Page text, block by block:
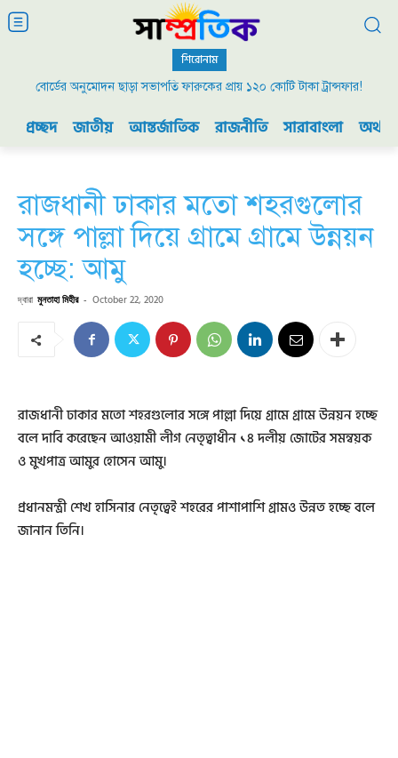
শিরোনাম
বোর্ডের অনুমোদন ছাড়া সভাপতি ফারুকের প্রায় ১২০ কোটি টাকা ট্রান্সফার!
প্রচ্ছদ জাতীয় আন্তর্জাতিক রাজনীতি সারাবাংলা
রাজধানী ঢাকার মতো শহরগুলোর
সঙ্গে পাল্লা দিয়ে গ্রামে গ্রামে উন্নয়ন
হচ্ছে: আমু
দ্বারা মুনতাহা মিহীর - October 22, 2020
রাজধানী ঢাকার মতো শহরগুলোর সঙ্গে পাল্লা দিয়ে গ্রামে গ্রামে উন্নয়ন হচ্ছে
বলে দাবি করেছেন আওয়ামী লীগ নেতৃত্বাধীন ১৪ দলীয় জোটের সমন্বয়ক
ও মুখপাত্র আমুর হোসেন আমু।
প্রধানমন্ত্রী শেখ হাসিনার নেতৃত্বেই শহরের পাশাপাশি গ্রামও উন্নত হচ্ছে বলে
জানান তিনি।